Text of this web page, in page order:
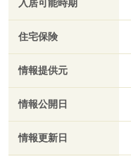
入居可能時期
住宅保険
情報提供元
情報公開日
情報更新日